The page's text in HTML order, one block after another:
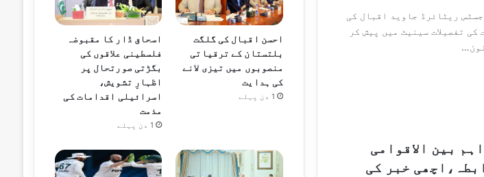
ریٹائرڈ جاوید اقبال کی
تفصیلات سینیٹ میں پیش کر
بین الاقوامی
خبر کی
احسن اقبال کی گلگت
بلتستان کے ترقیاتی
منصوبوں میں تیزی لانے
کی ہدایت
1 دن پہلے
اسحاق ڈار کا مقبوضہ
فلسطینی علاقوں کی
بگڑتی صورتحال پر
اظہارِ تشویش،
اسرائیلی اقدامات کی
مذمت
1 دن پہلے